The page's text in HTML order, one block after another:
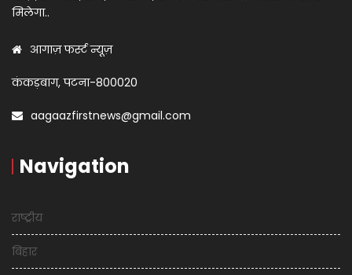
मिलेगा..
आगाज़ फर्स्ट न्यूज़
कंकड़बाग, पटना-800020
aagaazfirstnews@gmail.com
Navigation
राष्ट्रीय
बिहार